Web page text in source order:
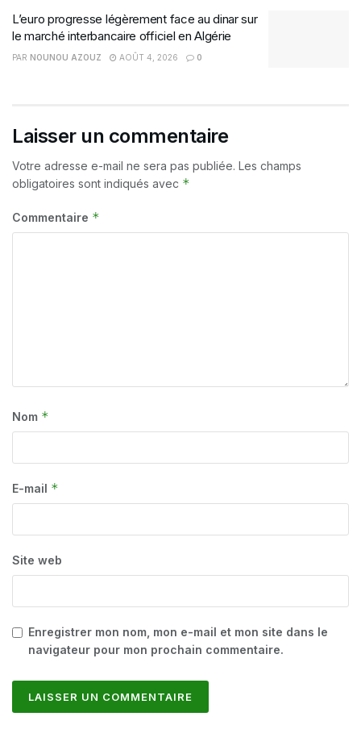
L’euro progresse légèrement face au dinar sur
le marché interbancaire officiel en Algérie
PAR NOUNOU AZOUZ AOÛT 4, 2026 0
Laisser un commentaire
Votre adresse e-mail ne sera pas publiée. Les champs
obligatoires sont indiqués avec *
Commentaire *
Nom *
E-mail *
Site web
Enregistrer mon nom, mon e-mail et mon site dans le
navigateur pour mon prochain commentaire.